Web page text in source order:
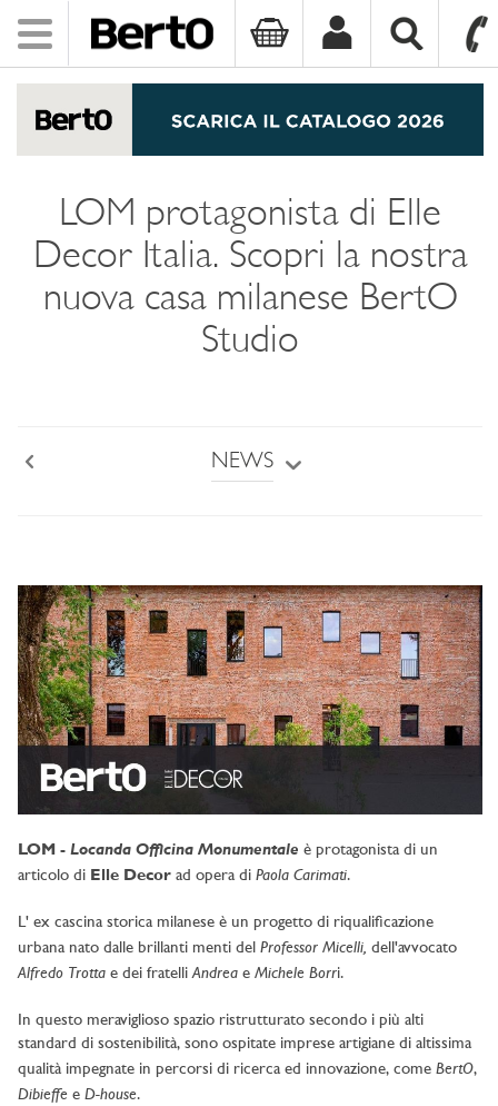
Toggle
navigation
LOM protagonista di Elle
Decor Italia. Scopri la nostra
nuova casa milanese BertO
Studio
NEWS
LOM - Locanda Officina Monumentale è protagonista di un
articolo di Elle Decor ad opera di Paola Carimati.
L' ex cascina storica milanese è un progetto di riqualificazione
urbana nato dalle brillanti menti del Professor Micelli, dell'avvocato
Alfredo Trotta e dei fratelliAndrea e Michele Borri.
In questo meraviglioso spazio ristrutturato secondo i più alti
standard di sostenibilità, sono ospitate imprese artigiane di altissima
qualità impegnate in percorsi di ricerca ed innovazione, come BertO,
Dibieffe e D-house.